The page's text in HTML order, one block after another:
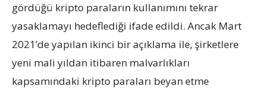
gördüğü kripto paraların kullanımını tekrar
yasaklamayı hedeflediği ifade edildi. Ancak Mart
2021’de yapılan ikinci bir açıklama ile, şirketlere
yeni mali yıldan itibaren malvarlıkları
kapsamındaki kripto paraları beyan etme